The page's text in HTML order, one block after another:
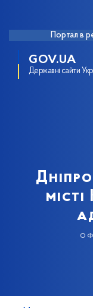
Портал в
GOV.UA
Державні сайти